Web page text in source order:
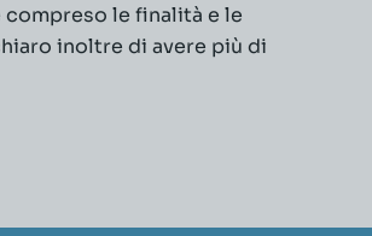
compreso le finalità e le
inoltre di avere più di